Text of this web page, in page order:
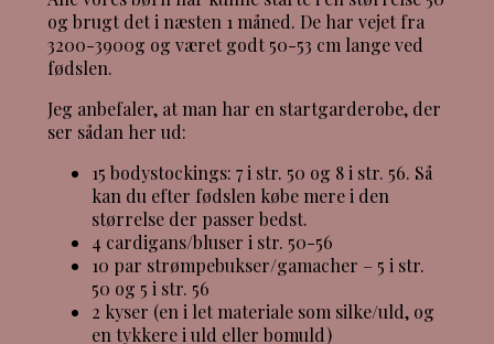
og brugt det i næsten 1 måned. De har vejet fra
3200-3900g og været godt 50-53 cm lange ved
fødslen.
Jeg anbefaler, at man har en startgarderobe, der
ser sådan her ud:
15 bodystockings: 7 i str. 50 og 8 i str. 56. Så
kan du efter fødslen købe mere i den
størrelse der passer bedst.
4 cardigans/bluser i str. 50-56
10 par strømpebukser/gamacher – 5 i str.
50 og 5 i str. 56
2 kyser (en i let materiale som silke/uld, og
en tykkere i uld eller bomuld)